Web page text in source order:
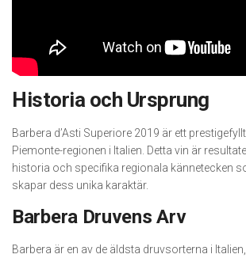
Historia och Ursprung
Barbera d’Asti Superiore 2019 är ett
Piemonte-regionen i Italien. Detta vin är
historia och specifika regionala kännetecken
skapar dess unika karaktär.
Barbera Druvens Arv
Barbera är en av de äldsta druvsorterna i